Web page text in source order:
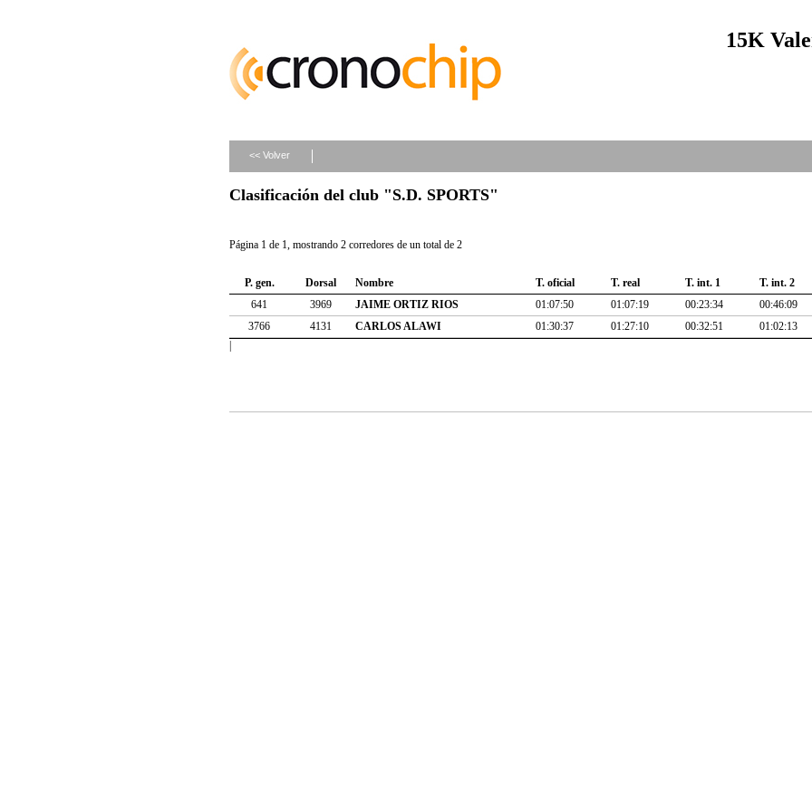
15K
<< Volver
Clasificación del club "S.D. SPORTS"
Página 1 de 1, mostrando 2 corredores de un total de 2
P. gen. Dorsal Nombre T. oficial T. real T. int. 1 T. int. 2
641
3969 JAIME ORTIZ RIOS 01:07:50 01:07:19 00:23:34 00:46:09
3766
4131 CARLOS ALAWI 01:30:37 01:27:10 00:32:51 01:02:13
|